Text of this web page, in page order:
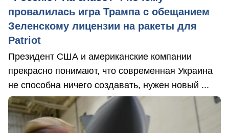
провалилась игра Трампа с обещанием
Зеленскому лицензии на ракеты для
Patriot
Президент США и американские компании
прекрасно понимают, что современная Украина
не способна ничего создавать, нужен новый ...